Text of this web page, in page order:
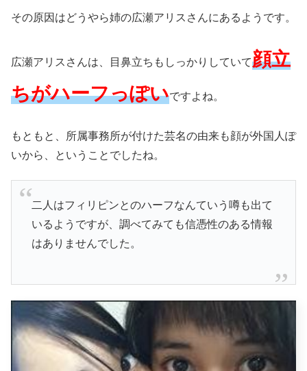
その原因はどうやら姉の広瀬アリスさんにあるようです。
広瀬アリスさんは、目鼻立ちもしっかりしていて顔立
ちがハーフっぽいですよね。
もともと、所属事務所が付けた芸名の由来も顔が外国人ぽ
いから、ということでしたね。
二人はフィリピンとのハーフなんていう噂も出て
いるようですが、調べてみても信憑性のある情報
はありませんでした。